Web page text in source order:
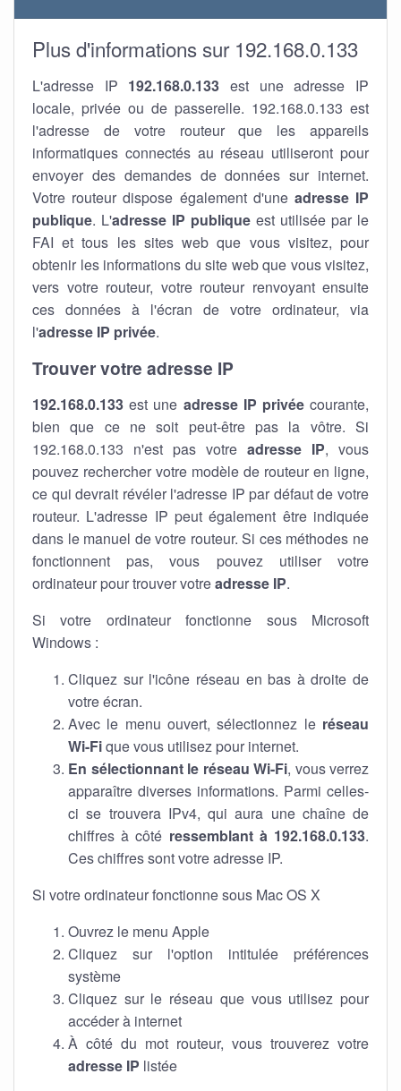
Plus d'informations sur 192.168.0.133
L'adresse IP 192.168.0.133 est une adresse IP
locale, privée ou de passerelle. 192.168.0.133 est
l'adresse de votre routeur que les appareils
informatiques connectés au réseau utiliseront pour
envoyer des demandes de données sur internet.
Votre routeur dispose également d'une adresse IP
publique. L'adresse IP publique est utilisée par le
FAI et tous les sites web que vous visitez, pour
obtenir les informations du site web que vous visitez,
vers votre routeur, votre routeur renvoyant ensuite
ces données à l'écran de votre ordinateur, via
l'adresse IP privée.
Trouver votre adresse IP
192.168.0.133 est une adresse IP privéecourante,
bien que ce ne soit peut-être pas la vôtre. Si
192.168.0.133 n'est pas votre adresse IP, vous
pouvez rechercher votre modèle de routeur en ligne,
ce qui devrait révéler l'adresse IP par défaut de votre
routeur. L'adresse IP peut également être indiquée
dans le manuel de votre routeur. Si ces méthodes ne
fonctionnent pas, vous pouvez utiliser votre
ordinateur pour trouver votreadresse IP.
Si votre ordinateur fonctionne sous Microsoft
Windows :
Cliquez sur l'icône réseau en bas à droite de
votre écran.
Avec le menu ouvert, sélectionnez le réseau
Wi-Fique vous utilisez pour internet.
En sélectionnant le réseau Wi-Fi, vous verrez
apparaître diverses informations. Parmi celles-
ci se trouvera IPv4, qui aura une chaîne de
chiffres à côté ressemblant à 192.168.0.133.
Ces chiffres sont votre adresse IP.
Si votre ordinateur fonctionne sous Mac OS X
Ouvrez le menu Apple
Cliquez sur l'option intitulée préférences
système
Cliquez sur le réseau que vous utilisez pour
accéder à internet
À côté du mot routeur, vous trouverez votre
adresse IP listée